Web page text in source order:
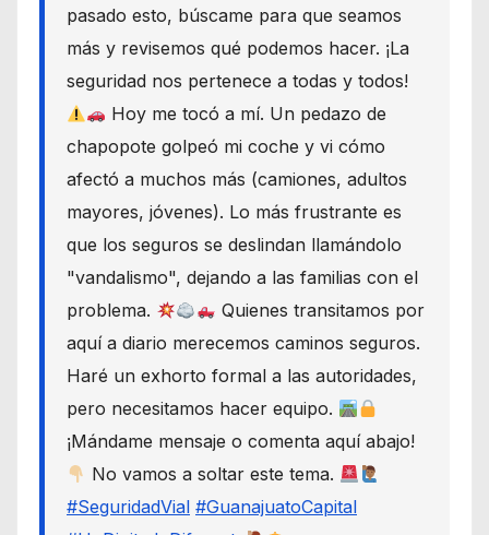
pasado esto, búscame para que seamos
más y revisemos qué podemos hacer. ¡La
seguridad nos pertenece a todas y todos!
Hoy me tocó a mí. Un pedazo de
chapopote golpeó mi coche y vi cómo
afectó a muchos más (camiones, adultos
mayores, jóvenes). Lo más frustrante es
que los seguros se deslindan llamándolo
"vandalismo", dejando a las familias con el
problema.
Quienes transitamos por
aquí a diario merecemos caminos seguros.
Haré un exhorto formal a las autoridades,
pero necesitamos hacer equipo.
¡Mándame mensaje o comenta aquí abajo!
No vamos a soltar este tema.
#SeguridadVial #GuanajuatoCapital